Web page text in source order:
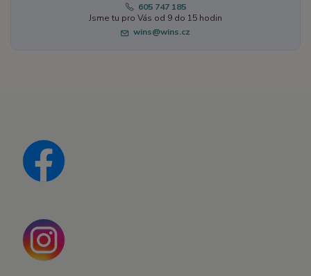
605 747 185
Jsme tu pro Vás od 9 do 15 hodin
wins@wins.cz